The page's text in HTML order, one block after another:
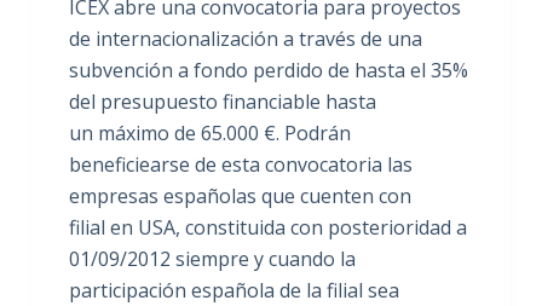
ICEX abre una convocatoria para proyectos
de internacionalización a través de una
subvención a fondo perdido de hasta el 35%
del presupuesto financiable hasta
un máximo de 65.000 €. Podrán
beneficiearse de esta convocatoria las
empresas españolas que cuenten con
filial en USA, constituida con posterioridad a
01/09/2012 siempre y cuando la
participación española de la filial sea